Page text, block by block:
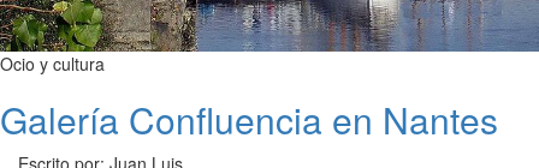
Ocio y cultura
Galería Confluencia en Nantes
Escrito por: Juan Luis